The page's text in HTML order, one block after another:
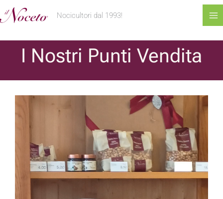
al
contenuto
Nocicultori dal 1993!
I Nostri Punti Vendita